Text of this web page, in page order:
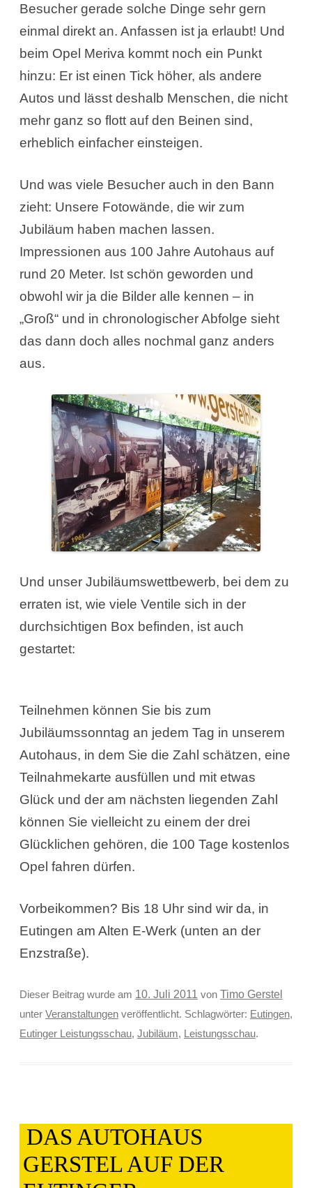
Besucher gerade solche Dinge sehr gern
einmal direkt an. Anfassen ist ja erlaubt! Und
beim Opel Meriva kommt noch ein Punkt
hinzu: Er ist einen Tick höher, als andere
Autos und lässt deshalb Menschen, die nicht
mehr ganz so flott auf den Beinen sind,
erheblich einfacher einsteigen.
Und was viele Besucher auch in den Bann
zieht: Unsere Fotowände, die wir zum
Jubiläum haben machen lassen.
Impressionen aus 100 Jahre Autohaus auf
rund 20 Meter. Ist schön geworden und
obwohl wir ja die Bilder alle kennen – in
„Groß“ und in chronologischer Abfolge sieht
das dann doch alles nochmal ganz anders
aus.
Und unser Jubiläumswettbewerb, bei dem zu
erraten ist, wie viele Ventile sich in der
durchsichtigen Box befinden, ist auch
gestartet:
Teilnehmen können Sie bis zum
Jubiläumssonntag an jedem Tag in unserem
Autohaus, in dem Sie die Zahl schätzen, eine
Teilnahmekarte ausfüllen und mit etwas
Glück und der am nächsten liegenden Zahl
können Sie vielleicht zu einem der drei
Glücklichen gehören, die 100 Tage kostenlos
Opel fahren dürfen.
Vorbeikommen? Bis 18 Uhr sind wir da, in
Eutingen am Alten E-Werk (unten an der
Enzstraße).
Dieser Beitrag wurde am 10. Juli 2011 von Timo Gerstel
unter Veranstaltungenveröffentlicht. Schlagwörter: Eutingen,
Eutinger Leistungsschau, Jubiläum, Leistungsschau.
DAS AUTOHAUS
GERSTEL AUF DER